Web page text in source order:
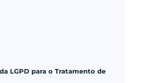
LGPD para o Tratamento de